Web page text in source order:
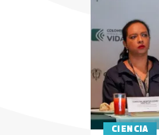
CIENCIA